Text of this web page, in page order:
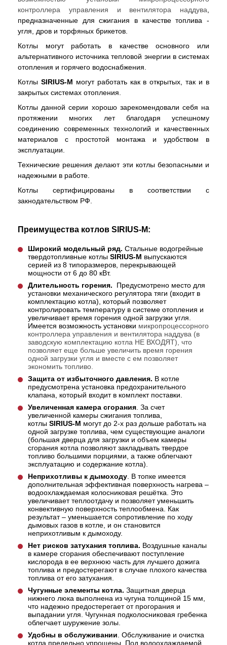
контроллера управления и вентилятора наддува
предназначенные для сжигания в качестве топлива -
угля, дров и торфяных брикетов.
Котлы могут работать в качестве основного или
альтернативного источника тепловой энергии в системах
отопления и горячего водоснабжения.
Котлы SIRIUS-М могут работать как в открытых, так и в
закрытых системах отопления.
Котлы данной серии хорошо зарекомендовали себя на
протяжении многих лет благодаря успешному
соединению современных технологий и качественных
материалов с простотой монтажа и удобством в
эксплуатации.
Технические решения делают эти котлы безопасными и
надежными в работе.
Котлы сертифицированы в соответствии с
закнодательством РФ.
Преимущества котлов SIRIUS-М:
Широкий модельный ряд. Стальные водогрейные
твердотопливные котлы SIRIUS-М выпускаются
серией из 8 типоразмеров, перекрывающей
мощности от 6 до 80 кВт.
Длительность горения.
Предусмотрено место для
установки механического регулятора тяги (входит в
комплектацию котла), который позволяет
контролировать температуру в системе отопления и
увеличивает время горения одной загрузки угля.
Имеется возможность установки микропроцессорного
контроллера управления и вентилятора наддува (в
заводскую комплектацию котла НЕ ВХОДЯТ), что
позволяет еще больше увеличить время горения
одной загрузки угля и вместе с ем позволяет
экономить топливо.
Защита от избыточного давления. В котле
предусмотрена установка предохранительного
клапана, который входит в комплект поставки.
Увеличенная камера сгорания . За счет
увеличенной камеры сжигания топлива,
котлы SIRIUS-М могут до 2-х раз дольше работать на
одной загрузке топлива, чем существующие аналоги
(большая дверца для загрузки и объем камеры
сгорания котла позволяют закладывать твердое
топливо большими порциями, а также облегчают
эксплуатацию и содержание котла).
Неприхотливы к дымоходу . В топке имеется
дополнительная эффективная поверхность нагрева –
водоохлаждаемая колосниковая решётка. Это
увеличивает теплоотдачу и позволяет уменьшить
конвективную поверхность теплообмена. Как
результат – уменьшается сопротивление по ходу
дымовых газов в котле, и он становится
неприхотливым к дымоходу.
Нет рисков затухания топлива. Воздушные каналы
в камере сгорания обеспечивают поступление
кислорода в ее верхнюю часть для лучшего дожига
топлива и предостерегают в случае плохого качества
топлива от его затухания.
Чугунные элементы котла. Защитная дверца
нижнего люка выполнена из чугуна толщиной 15 мм,
что надежно предостерегает от прогорания и
выпадании угля. Чугунная подколосниковая гребенка
облегчает шуружение золы.
Удобны в обслуживании . Обслуживание и очистка
котла предельно упрощены. Под водоохлаждаемой